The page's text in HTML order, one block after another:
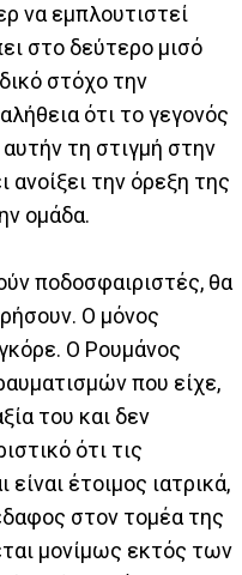
να εμπλουτιστεί
στο δεύτερο μισό
στόχο την
ότι το γεγονός
τη στιγμή στην
την όρεξη της
ομάδα.
ποδοσφαιριστές, θα
Ο μόνος
Ο Ρουμάνος
που είχε,
του και δεν
ότι τις
έτοιμος ιατρικά,
στον τομέα της
μονίμως εκτός των